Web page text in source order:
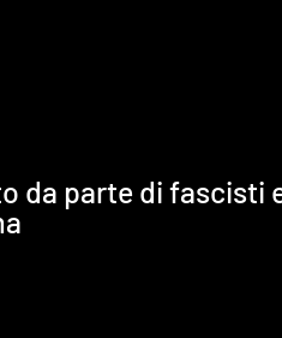
da parte di fascisti